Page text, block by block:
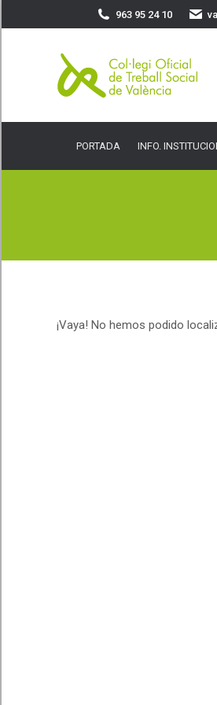
963 95 24 10
PORTADA INFO.
¡Vaya! No hemos podido